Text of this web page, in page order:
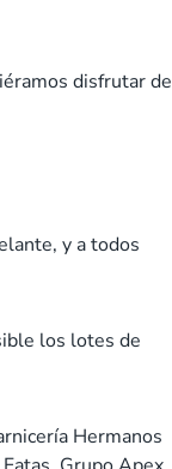
disfrutar de
y a todos
los lotes de
Hermanos